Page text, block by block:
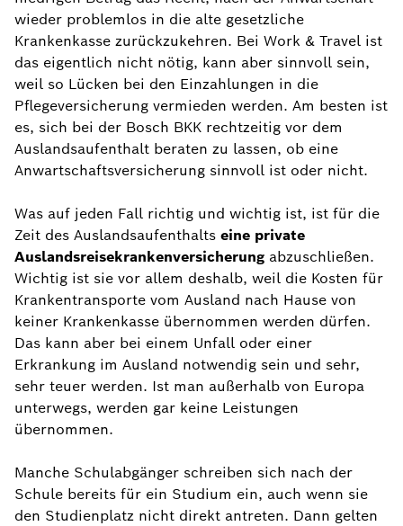
wieder problemlos in die alte gesetzliche
Krankenkasse zurückzukehren. Bei Work & Travel ist
das eigentlich nicht nötig, kann aber sinnvoll sein,
weil so Lücken bei den Einzahlungen in die
Pflegeversicherung vermieden werden. Am besten ist
es, sich bei der Bosch BKK rechtzeitig vor dem
Auslandsaufenthalt beraten zu lassen, ob eine
Anwartschaftsversicherung sinnvoll ist oder nicht.
Was auf jeden Fall richtig und wichtig ist, ist für die
Zeit des Auslandsaufenthalts eine private
Auslandsreisekrankenversicherung abzuschließen.
Wichtig ist sie vor allem deshalb, weil die Kosten für
Krankentransporte vom Ausland nach Hause von
keiner Krankenkasse übernommen werden dürfen.
Das kann aber bei einem Unfall oder einer
Erkrankung im Ausland notwendig sein und sehr,
sehr teuer werden. Ist man außerhalb von Europa
unterwegs, werden gar keine Leistungen
übernommen.
Manche Schulabgänger schreiben sich nach der
Schule bereits für ein Studium ein, auch wenn sie
den Studienplatz nicht direkt antreten. Dann gelten